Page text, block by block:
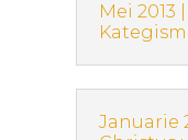
Mei
Januarie